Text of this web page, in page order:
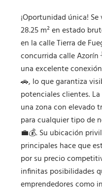
¡Oportunidad única!
28.25 m² en estado
en la calle Tierra de
concurrida calle Azorín
una excelente
🚗, lo que garantiza
potenciales clientes.
una zona con elevado
para cualquier tipo de
💼💰. Su ubicación
principales hace que
por su precio
infinitas posibilidades
emprendedores como